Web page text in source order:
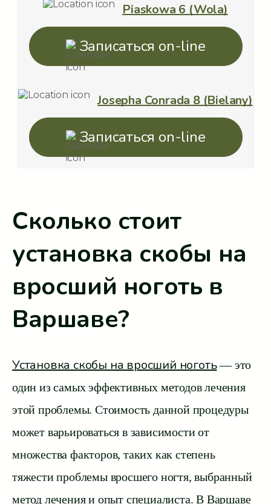
Piaskowa 6 (Wola)
Записаться on-line
Josepha Conrada 8 (Bielany)
Записаться on-line
Сколько стоит
установка скобы на
вросший ноготь в
Варшаве?
Установка скобы на вросший ноготь— это
один из самых эффективных методов лечения
этой проблемы. Стоимость данной процедуры
может варьироваться в зависимости от
множества факторов, таких как степень
тяжести проблемы вросшего ногтя, выбранный
метод лечения и опыт специалиста. В Варшаве